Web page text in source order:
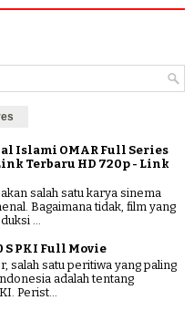
Islami OMAR Full Series
Terbaru HD 720p - Link
salah satu karya sinema
Bagaimana tidak, film yang
...
S PKI Full Movie
salah satu peritiwa yang paling
adalah tentang
Perist...